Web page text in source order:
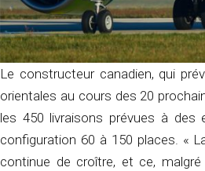
Le constructeur canadien, qui
orientales au cours des 20
les 450 livraisons prévues à des
configuration 60 à 150 places. «
continue de croître, et ce,